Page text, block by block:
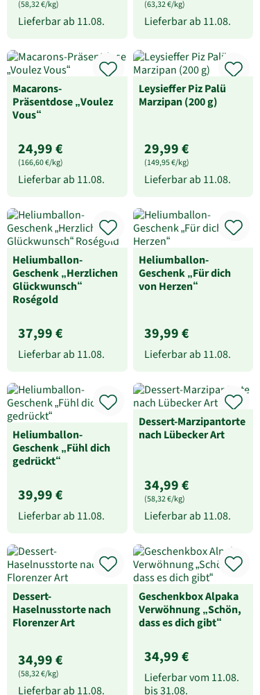
(58,32 €/kg)
Lieferbar ab 11.08.
(63,32 €/kg)
Lieferbar ab 11.08.
Macarons-
Präsentdose „Voulez
Vous“
24,99 €
(166,60 €/kg)
Lieferbar ab 11.08.
Leysieffer Piz Palü
Marzipan (200 g)
29,99 €
(149,95 €/kg)
Lieferbar ab 11.08.
Heliumballon-
Geschenk „Herzlichen
Glückwunsch“
Roségold
37,99 €
Lieferbar ab 11.08.
Heliumballon-
Geschenk „Für dich
von Herzen“
39,99 €
Lieferbar ab 11.08.
Heliumballon-
Geschenk „Fühl dich
gedrückt“
39,99 €
Lieferbar ab 11.08.
Dessert-Marzipantorte
nach Lübecker Art
34,99 €
(58,32 €/kg)
Lieferbar ab 11.08.
Dessert-
Haselnusstorte nach
Florenzer Art
34,99 €
(58,32 €/kg)
Lieferbar ab 11.08.
Geschenkbox Alpaka
Verwöhnung „Schön,
dass es dich gibt“
34,99 €
Lieferbar vom 11.08.
bis31.08.